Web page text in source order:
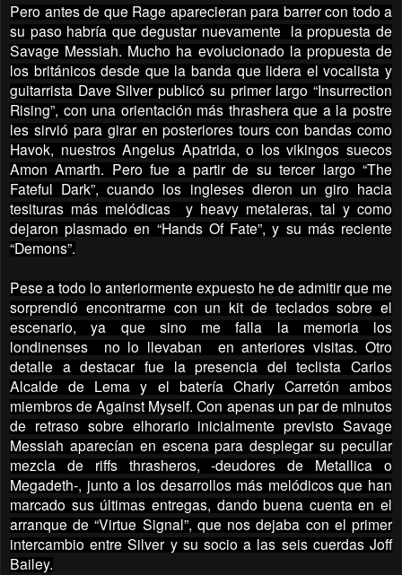
Pero antes de que Rage aparecieran para barrer con todo a
su paso habría que degustar nuevamente la propuesta de
Savage Messiah. Mucho ha evolucionado la propuesta de
los británicos desde que la banda que lidera el vocalista y
guitarrista Dave Silver publicó su primer largo “Insurrection
Rising”, con una orientación más thrashera que a la postre
les sirvió para girar en posteriores tours con bandas como
Havok, nuestros Angelus Apatrida, o los vikingos suecos
Amon Amarth. Pero fue a partir de su tercer largo “The
Fateful Dark”, cuando los ingleses dieron un giro hacia
tesituras más melódicas y heavy metaleras, tal y como
dejaron plasmado en “Hands Of Fate”, y su más reciente
“Demons”.
Pese a todo lo anteriormente expuesto he de admitir que me
sorprendió encontrarme con un kit de teclados sobre el
escenario, ya que sino me falla la memoria los
londinenses no lo llevaban en anteriores visitas. Otro
detalle a destacar fue la presencia del teclista Carlos
Alcalde de Lema y el batería Charly Carretón ambos
miembros de Against Myself. Con apenas un par de minutos
de retraso sobre elhorario inicialmente previsto Savage
Messiah aparecían en escena para desplegar su peculiar
mezcla de riffs thrasheros, -deudores de Metallica o
Megadeth-, junto a los desarrollos más melódicos que han
marcado sus últimas entregas, dando buena cuenta en el
arranque de “Virtue Signal”, que nos dejaba con el primer
intercambio entre Silver y su socio a las seis cuerdas Joff
Bailey.